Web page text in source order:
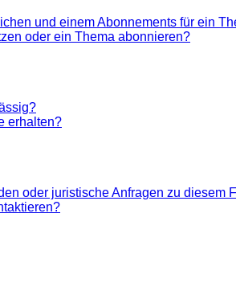
und einem Abonnements für ein
oder ein Thema abonnieren?
erhalten?
oder juristische Anfragen zu diesem